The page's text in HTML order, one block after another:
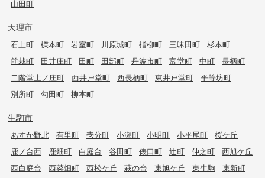
山田町
天理市
石上町 櫟本町 岩室町 川原城町 指柳町 三昧田町
杉本町
前栽町
田井庄町 田町 田部町 丹波市町 富堂町 中町
長柄町
二階堂上ノ庄町
西井戸堂町 西長柄町 東井戸堂町
平等坊町
別所町
勾田町 柳本町
生駒市
あすか野北 有里町 壱分町 小瀬町 小明町 小平尾町
桜ケ丘
鹿ノ台西
鹿畑町 白庭台 谷田町 俵口町 辻町 仲之町
西旭ケ丘
西白庭台
西菜畑町 西松ケ丘 萩の台 東旭ケ丘 東生駒
東新町